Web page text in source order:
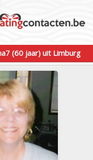
(60 jaar) uit Limburg